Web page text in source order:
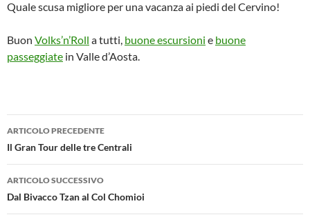
Quale scusa migliore per una vacanza ai piedi del Cervino!
Buon Volks’n’Roll a tutti, buone escursioni e buone
passeggiate in Valle d’Aosta.
Navigazione
articolo
ARTICOLO PRECEDENTE
Il Gran Tour delle tre Centrali
ARTICOLO SUCCESSIVO
Dal Bivacco Tzan al Col Chomioi